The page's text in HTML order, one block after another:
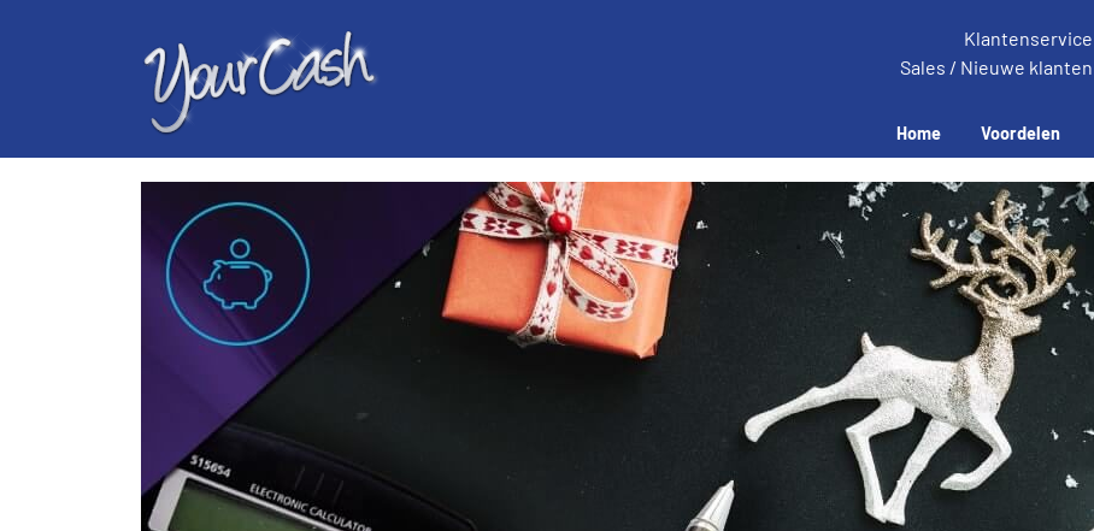
Klantenservice
Sales / Nieuwe klanten
Home Voordelen